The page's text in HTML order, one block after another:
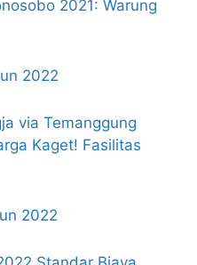
2021: Warung
2022
via Temanggung
Kaget! Fasilitas
2022